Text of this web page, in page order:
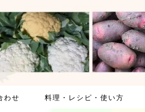
わせ 料理・レシピ・使い方